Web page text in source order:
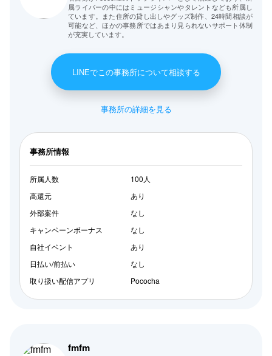
属ライバーの中にはミュージシャンやタレントなども所属し
ています。また住所の貸し出しやグッズ制作、24時間相談が
可能など、ほかの事務所ではあまり見られないサポート体制
が充実しています。
LINEでこの事務所について相談する
事務所の詳細を見る
事務所情報
所属人数
100人
高還元
あり
外部案件
なし
キャンペーンボーナス
なし
自社イベント
あり
日払い/前払い
なし
取り扱い配信アプリ
Pococha
fmfm